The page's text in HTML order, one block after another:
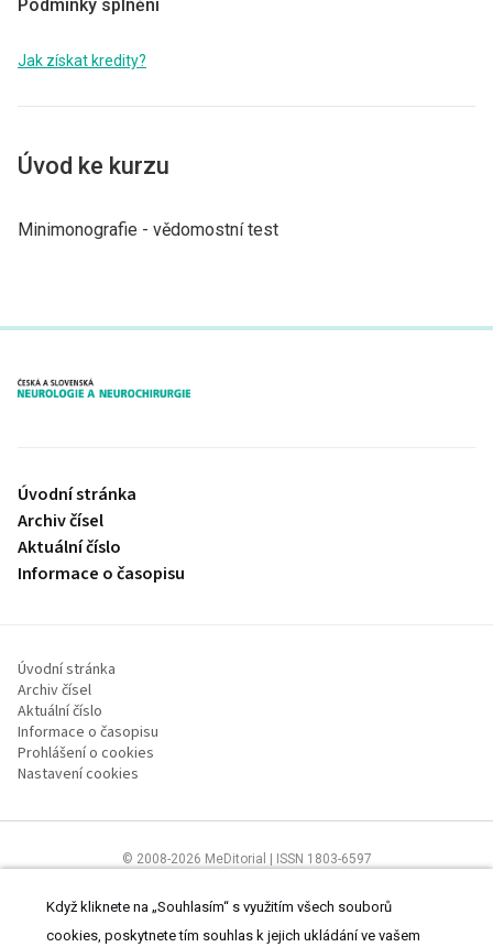
Podmínky splnění
Jak získat kredity?
Úvod ke kurzu
Minimonografie -⁠ vědomostní test
proLékaře.cz
Úvodní stránka
Archiv čísel
Aktuální číslo
Informace o časopisu
Úvodní stránka
Archiv čísel
Aktuální číslo
Informace o časopisu
Prohlášení o cookies
Nastavení cookies
© 2008-2026 MeDitorial | ISSN 1803-6597
zdravotnictví.Čtěte prohlášeníaZásady zpracování osobních údajů
Když kliknete na „Souhlasím“ s využitím všech souborů
cookies, poskytnete tím souhlas k jejich ukládání ve vašem